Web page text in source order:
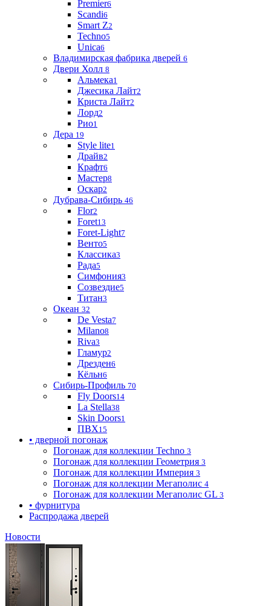
Premier6
Scandi6
Smart Z2
Techno5
Unica6
Владимирская фабрика дверей 6
Двери Холл 8
Альмека1
Джесика Лайт2
Криста Лайт2
Лорд2
Рио1
Дера 19
Style lite1
Драйв2
Крафт6
Мастер8
Оскар2
Дубрава-Сибирь 46
Flor2
Foret13
Foret-Light7
Венто5
Классика3
Рада5
Симфония3
Созвездие5
Титан3
Океан 32
De Vesta7
Milano8
Riva3
Гламур2
Дрезден6
Кёльн6
Сибирь-Профиль 70
Fly Doors14
La Stella38
Skin Doors1
ПВХ15
• дверной погонаж
Погонаж для коллекции Techno 3
Погонаж для коллекции Геометрия 3
Погонаж для коллекции Империя 3
Погонаж для коллекции Мегаполис 4
Погонаж для коллекции Мегаполис GL 3
• фурнитура
Распродажа дверей
Новости